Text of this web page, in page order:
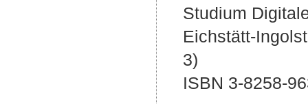
Studium
Eichstätt-
3)
ISBN 3-8258-